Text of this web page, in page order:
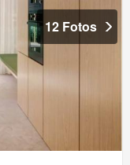
12 Fotos